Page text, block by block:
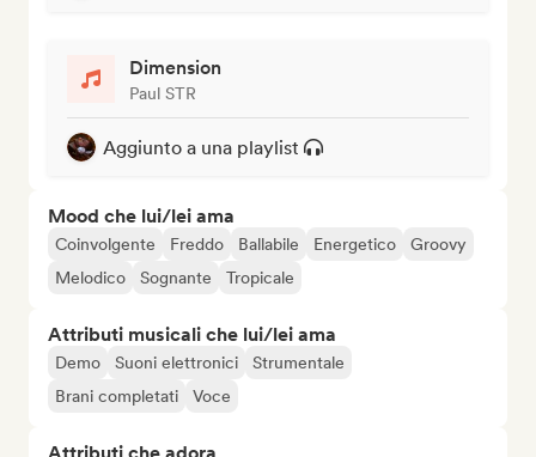
Dimension
Paul STR
Aggiunto a una playlist
Mood che lui/lei ama
Coinvolgente Freddo Ballabile Energetico
Groovy
Melodico
Sognante Tropicale
Attributi musicali che lui/lei ama
Demo Suoni elettronici
Strumentale
Brani completati
Voce